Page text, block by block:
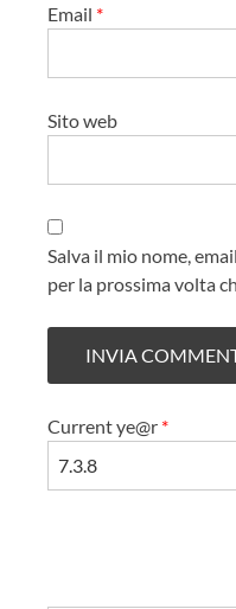
Email *
Sito web
Salva il mio nome,
per la prossima volta
Current ye@r *